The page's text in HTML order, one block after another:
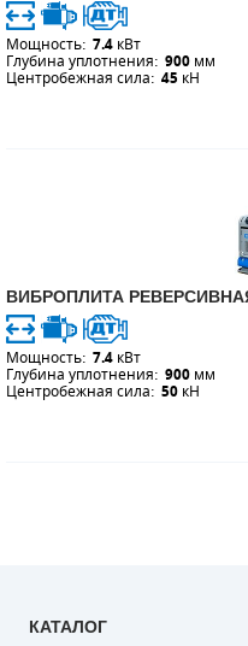
Мощность: 7.4 кВт
Глубина уплотнения: 900 мм
Центробежная сила: 45 кН
ВИБРОПЛИТА РЕВЕРСИВНАЯ
Мощность: 7.4 кВт
Глубина уплотнения: 900 мм
Центробежная сила: 50 кН
КАТАЛОГ